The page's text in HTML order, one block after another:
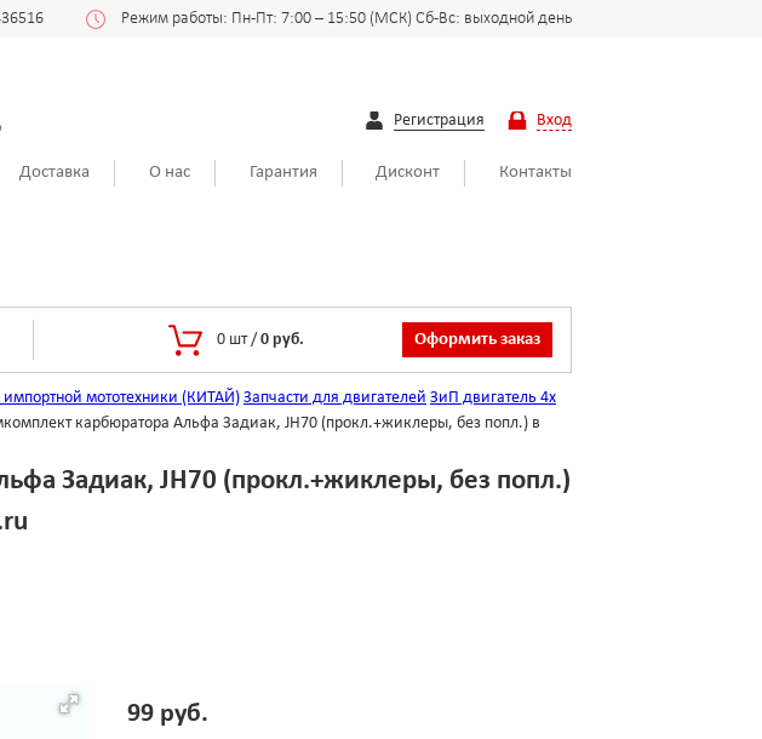
Режим работы: Пн-Пт: 7:00 – 15:50 (МСК) Сб-Вс: выходной день
Регистрация Вход
Доставка О нас Гарантия Дисконт Контакты
0 шт / 0 руб. Оформить заказ
импортной мототехники (КИТАЙ)Запчасти для двигателей ЗиП двигатель 4х
карбюратора Альфа Задиак, JH70 (прокл.+жиклеры, без попл.) в
Задиак, JH70 (прокл.+жиклеры, без попл.)
99 руб.